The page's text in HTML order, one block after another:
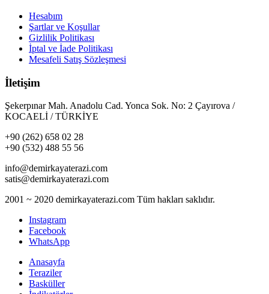
Hesabım
Şartlar ve Koşullar
Gizlilik Politikası
İptal ve İade Politikası
Mesafeli Satış Sözleşmesi
İletişim
Şekerpınar Mah. Anadolu Cad. Yonca Sok. No: 2 Çayırova /
KOCAELİ / TÜRKİYE
+90 (262) 658 02 28
+90 (532) 488 55 56
info@demirkayaterazi.com
satis@demirkayaterazi.com
2001 ~ 2020 demirkayaterazi.com Tüm hakları saklıdır.
Instagram
Facebook
WhatsApp
Anasayfa
Teraziler
Basküller